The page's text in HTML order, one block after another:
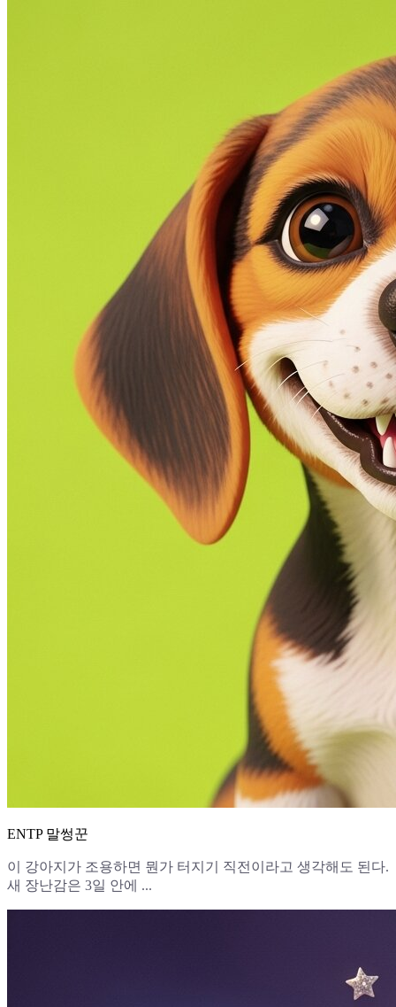
ENTP 말썽꾼
이 강아지가 조용하면 뭔가 터지기 직전이라고 생각해도 된다.
새 장난감은 3일 안에 ...